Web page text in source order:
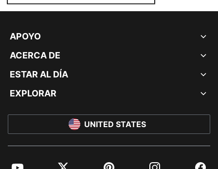
APOYO
ACERCA DE
ESTAR AL DÍA
EXPLORAR
UNITED STATES